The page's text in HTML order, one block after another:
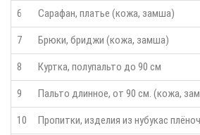
6 Сарафан, платье (кожа, замша)
7 Брюки, бриджи (кожа, замша)
8 Куртка, полупальто до 90 см
9 Пальто длинное, от 90 см. (кожа,
10 Пропитки, изделия из нубукас